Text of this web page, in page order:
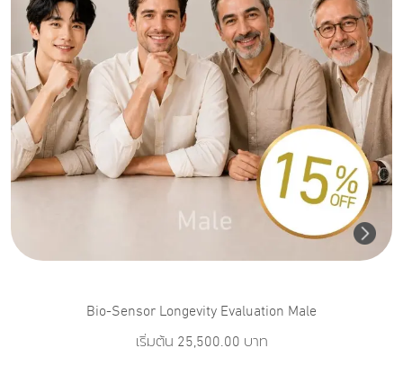
Bio-Sensor Longevity Evaluation Male
เริ่มต้น 25,500.00 บาท